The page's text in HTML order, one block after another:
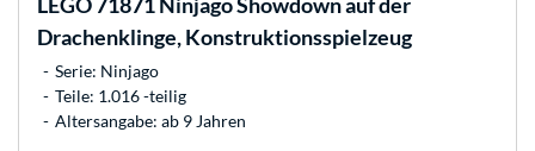
Drachenklinge, Konstruktionsspielzeug
Serie: Ninjago
Teile: 1.016 -teilig
Altersangabe: ab 9 Jahren